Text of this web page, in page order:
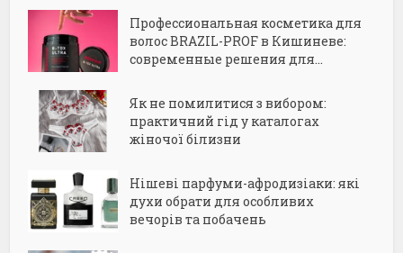
Профессиональная косметика для
волос BRAZIL-PROF в Кишиневе:
современные решения для...
Як не помилитися з вибором:
практичний гід у каталогах
жіночої білизни
Нішеві парфуми-афродизіаки: які
духи обрати для особливих
вечорів та побачень